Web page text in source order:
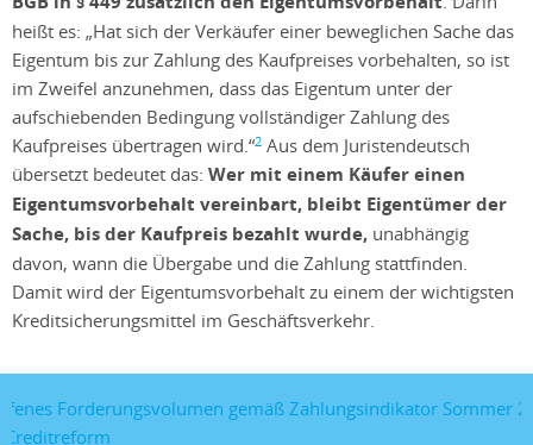
heißt es: „Hat sich der Verkäufer einer beweglichen Sache das
Eigentum bis zur Zahlung des Kaufpreises vorbehalten, so ist
im Zweifel anzunehmen, dass das Eigentum unter der
aufschiebenden Bedingung vollständiger Zahlung des
Kaufpreises übertragen wird.“2 Aus dem Juristendeutsch
übersetzt bedeutet das: Wer mit einem Käufer einen
Eigentumsvorbehalt vereinbart, bleibt Eigentümer der
Sache, bis der Kaufpreis bezahlt wurde, unabhängig
davon, wann die Übergabe und die Zahlung stattfinden.
Damit wird der Eigentumsvorbehalt zu einem der wichtigsten
Kreditsicherungsmittel im Geschäftsverkehr.